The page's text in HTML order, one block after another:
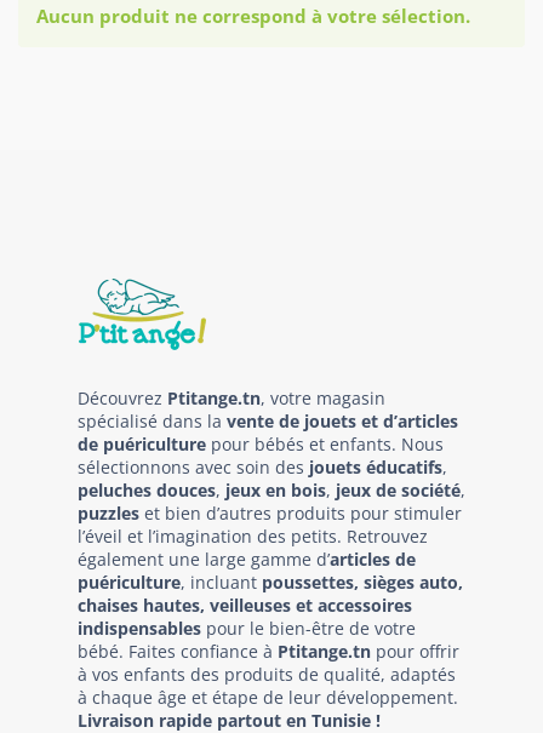
Aucun produit ne correspond à votre sélection.
Découvrez Ptitange.tn, votre magasin
spécialisé dans la vente de jouets et d’articles
de puériculture pour bébés et enfants. Nous
sélectionnons avec soin des jouets éducatifs,
peluches douces, jeux en bois, jeux de société,
puzzles et bien d’autres produits pour stimuler
l’éveil et l’imagination des petits. Retrouvez
également une large gamme d’articles de
puériculture, incluant poussettes, sièges auto,
chaises hautes, veilleuses et accessoires
indispensables pour le bien-être de votre
bébé. Faites confiance à Ptitange.tn pour offrir
à vos enfants des produits de qualité, adaptés
à chaque âge et étape de leur développement.
Livraison rapide partout en Tunisie !